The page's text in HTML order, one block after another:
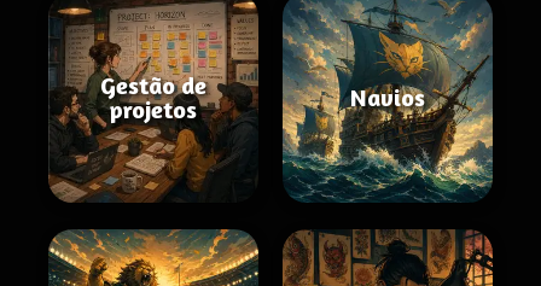
Gestão de
projetos
Navios